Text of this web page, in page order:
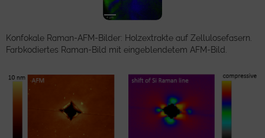
Konfokale Raman-AFM-Bilder: Holzextrakte auf Zellulosefasern.
Farbkodiertes Raman-Bild mit eingeblendetem AFM-Bild.